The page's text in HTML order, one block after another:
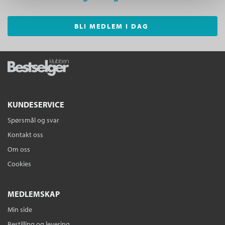
BLI MEDLEM I DAG
KUNDESERVICE
Spørsmål og svar
Kontakt oss
Om oss
Cookies
MEDLEMSKAP
Min side